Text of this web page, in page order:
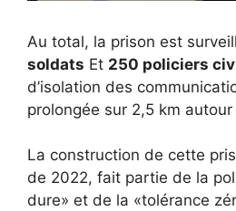
Au total, la prison est
soldats Et 250 policiers
d’isolation des
prolongée sur 2,5 km
La construction de cette
de 2022, fait partie de la
dure» et de la «tolérance